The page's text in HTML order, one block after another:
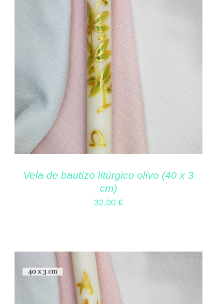
Vela de bautizo litúrgico olivo (40 x 3
cm)
32,00 €